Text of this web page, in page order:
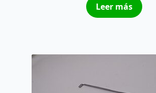
Leer más